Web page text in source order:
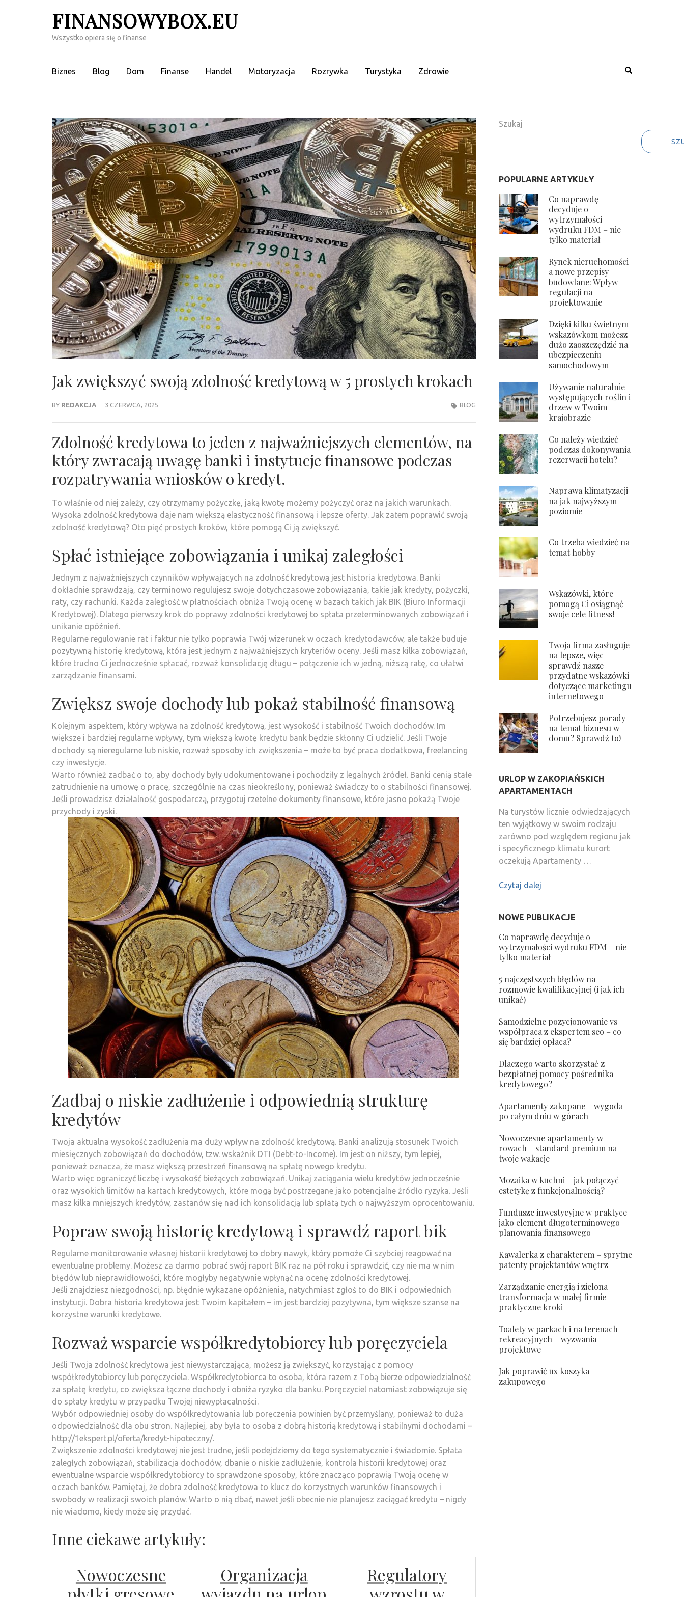
FINANSOWYBOX.EU
Wszystko opiera się o finanse
Biznes Blog Dom Finanse Handel Motoryzacja Rozrywka Turystyka Zdrowie
Jak zwiększyć swoją zdolność kredytową w 5 prostych krokach
BY REDAKCJA 3 CZERWCA, 2025 BLOG
Zdolność kredytowa to jeden z najważniejszych elementów, na
który zwracają uwagę banki i instytucje finansowe podczas
rozpatrywania wniosków o kredyt.
To właśnie od niej zależy, czy otrzymamy pożyczkę, jaką kwotę możemy pożyczyć oraz na jakich warunkach.
Wysoka zdolność kredytowa daje nam większą elastyczność finansową i lepsze oferty. Jak zatem poprawić swoją
zdolność kredytową? Oto pięć prostych kroków, które pomogą Ci ją zwiększyć.
Spłać istniejące zobowiązania i unikaj zaległości
Jednym z najważniejszych czynników wpływających na zdolność kredytową jest historia kredytowa. Banki
dokładnie sprawdzają, czy terminowo regulujesz swoje dotychczasowe zobowiązania, takie jak kredyty, pożyczki,
raty, czy rachunki. Każda zaległość w płatnościach obniża Twoją ocenę w bazach takich jak BIK (Biuro Informacji
Kredytowej). Dlatego pierwszy krok do poprawy zdolności kredytowej to spłata przeterminowanych zobowiązań i
unikanie opóźnień.
Regularne regulowanie rat i faktur nie tylko poprawia Twój wizerunek w oczach kredytodawców, ale także buduje
pozytywną historię kredytową, która jest jednym z najważniejszych kryteriów oceny. Jeśli masz kilka zobowiązań,
które trudno Ci jednocześnie spłacać, rozważ konsolidację długu – połączenie ich w jedną, niższą ratę, co ułatwi
zarządzanie finansami.
Zwiększ swoje dochody lub pokaż stabilność finansową
Kolejnym aspektem, który wpływa na zdolność kredytową, jest wysokość i stabilność Twoich dochodów. Im
większe i bardziej regularne wpływy, tym większą kwotę kredytu bank będzie skłonny Ci udzielić. Jeśli Twoje
dochody są nieregularne lub niskie, rozważ sposoby ich zwiększenia – może to być praca dodatkowa, freelancing
czy inwestycje.
Warto również zadbać o to, aby dochody były udokumentowane i pochodziły z legalnych źródeł. Banki cenią stałe
zatrudnienie na umowę o pracę, szczególnie na czas nieokreślony, ponieważ świadczy to o stabilności finansowej.
Jeśli prowadzisz działalność gospodarczą, przygotuj rzetelne dokumenty finansowe, które jasno pokażą Twoje
przychody i zyski.
Zadbaj o niskie zadłużenie i odpowiednią strukturę
kredytów
Twoja aktualna wysokość zadłużenia ma duży wpływ na zdolność kredytową. Banki analizują stosunek Twoich
miesięcznych zobowiązań do dochodów, tzw. wskaźnik DTI (Debt-to-Income). Im jest on niższy, tym lepiej,
ponieważ oznacza, że masz większą przestrzeń finansową na spłatę nowego kredytu.
Warto więc ograniczyć liczbę i wysokość bieżących zobowiązań. Unikaj zaciągania wielu kredytów jednocześnie
oraz wysokich limitów na kartach kredytowych, które mogą być postrzegane jako potencjalne źródło ryzyka. Jeśli
masz kilka mniejszych kredytów, zastanów się nad ich konsolidacją lub spłatą tych o najwyższym oprocentowaniu.
Popraw swoją historię kredytową i sprawdź raport bik
Regularne monitorowanie własnej historii kredytowej to dobry nawyk, który pomoże Ci szybciej reagować na
ewentualne problemy. Możesz za darmo pobrać swój raport BIK raz na pół roku i sprawdzić, czy nie ma w nim
błędów lub nieprawidłowości, które mogłyby negatywnie wpłynąć na ocenę zdolności kredytowej.
Jeśli znajdziesz niezgodności, np. błędnie wykazane opóźnienia, natychmiast zgłoś to do BIK i odpowiednich
instytucji. Dobra historia kredytowa jest Twoim kapitałem – im jest bardziej pozytywna, tym większe szanse na
korzystne warunki kredytowe.
Rozważ wsparcie współkredytobiorcy lub poręczyciela
Jeśli Twoja zdolność kredytowa jest niewystarczająca, możesz ją zwiększyć, korzystając z pomocy
współkredytobiorcy lub poręczyciela. Współkredytobiorca to osoba, która razem z Tobą bierze odpowiedzialność
za spłatę kredytu, co zwiększa łączne dochody i obniża ryzyko dla banku. Poręczyciel natomiast zobowiązuje się
do spłaty kredytu w przypadku Twojej niewypłacalności.
Wybór odpowiedniej osoby do współkredytowania lub poręczenia powinien być przemyślany, ponieważ to duża
odpowiedzialność dla obu stron. Najlepiej, aby była to osoba z dobrą historią kredytową i stabilnymi dochodami –
http://1ekspert.pl/oferta/kredyt-hipoteczny/.
Zwiększenie zdolności kredytowej nie jest trudne, jeśli podejdziemy do tego systematycznie i świadomie. Spłata
zaległych zobowiązań, stabilizacja dochodów, dbanie o niskie zadłużenie, kontrola historii kredytowej oraz
ewentualne wsparcie współkredytobiorcy to sprawdzone sposoby, które znacząco poprawią Twoją ocenę w
oczach banków. Pamiętaj, że dobra zdolność kredytowa to klucz do korzystnych warunków finansowych i
swobody w realizacji swoich planów. Warto o nią dbać, nawet jeśli obecnie nie planujesz zaciągać kredytu – nigdy
nie wiadomo, kiedy może się przydać.
Inne ciekawe artykuły:
Nowoczesne
Organizacja
Regulatory
Szukaj
POPULARNE ARTYKUŁY
Co naprawdę
decyduje o
wytrzymałości
wydruku FDM – nie
tylko materiał
Rynek nieruchomości
a nowe przepisy
budowlane: Wpływ
regulacji na
projektowanie
Dzięki kilku świetnym
wskazówkom możesz
dużo zaoszczędzić na
ubezpieczeniu
samochodowym
Używanie naturalnie
występujących roślin i
drzew w Twoim
krajobrazie
Co należy wiedzieć
podczas dokonywania
rezerwacji hotelu?
Naprawa klimatyzacji
na jak najwyższym
poziomie
Co trzeba wiedzieć na
temat hobby
Wskazówki, które
pomogą Ci osiągnąć
swoje cele fitness!
Twoja firma zasługuje
na lepsze, więc
sprawdź nasze
przydatne wskazówki
dotyczące marketingu
internetowego
Potrzebujesz porady
na temat biznesu w
domu? Sprawdź to!
URLOP W ZAKOPIAŃSKICH
APARTAMENTACH
Na turystów licznie odwiedzających
ten wyjątkowy w swoim rodzaju
zarówno pod względem regionu jak
i specyficznego klimatu kurort
oczekują Apartamenty …
Czytaj dalej
NOWE PUBLIKACJE
Co naprawdę decyduje o
wytrzymałości wydruku FDM – nie
tylko materiał
5 najczęstszych błędów na
rozmowie kwalifikacyjnej (i jak ich
unikać)
Samodzielne pozycjonowanie vs
współpraca z ekspertem seo – co
się bardziej opłaca?
Dlaczego warto skorzystać z
bezpłatnej pomocy pośrednika
kredytowego?
Apartamenty zakopane – wygoda
po całym dniu w górach
Nowoczesne apartamenty w
rowach – standard premium na
twoje wakacje
Mozaika w kuchni – jak połączyć
estetykę z funkcjonalnością?
Fundusze inwestycyjne w praktyce
jako element długoterminowego
planowania finansowego
Kawalerka z charakterem – sprytne
patenty projektantów wnętrz
Zarządzanie energią i zielona
transformacja w małej firmie –
praktyczne kroki
Toalety w parkach i na terenach
rekreacyjnych – wyzwania
projektowe
Jak poprawić ux koszyka
zakupowego